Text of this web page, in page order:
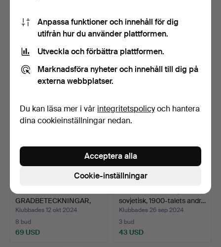
KÄPPI, m/1858.
27 bud
235 USD
HARNESK, Frankrike,
1800-tal.
36 bud
385 USD
GRADBETECKNINGAR,
Flygv…
Klubbades 12 okt 2024
8 bud
69 USD
sovjetisk, 1900-talets andr…
Klubbades 26 sep 2024
3 bud
43 USD
Anpassa funktioner och innehåll för dig
utifrån hur du använder plattformen.
Utveckla och förbättra plattformen.
Marknadsföra nyheter och innehåll till dig på
externa webbplatser.
Du kan läsa mer i vår integritetspolicyoch hantera
dina cookieinställningar nedan.
Cookie-inställningar
Acceptera alla